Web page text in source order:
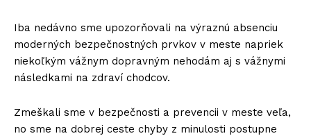
Iba nedávno sme upozorňovali na výraznú absenciu
moderných bezpečnostných prvkov v meste napriek
niekoľkým vážnym dopravným nehodám aj s vážnymi
následkami na zdraví chodcov.
Zmeškali sme v bezpečnosti a prevencii v meste veľa,
no sme na dobrej ceste chyby z minulosti postupne